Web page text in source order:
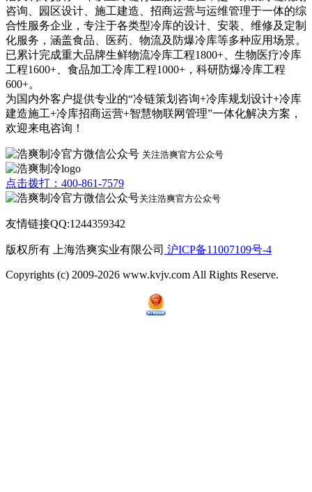
咨询、园区设计、施工建造、招商运营与运维管理于一体的综
合性服务企业，专注于各类型冷库的设计、安装、维修及定制
化服务，涵盖食品、医药、物流及防爆冷库等多种应用场景。
已累计完成重大品牌生鲜物流冷库工程1800+、生物医疗冷库
工程1600+、食品加工冷库工程1000+，科研防爆冷库工程
600+。
为国内外客户提供专业的“冷链策划咨询+冷库规划设计+冷库
建造施工+冷库招商运营+智慧物联网管理”一体化解决方案，
欢迎来电咨询！
关注浩爽官方公众号
点击拨打：400-861-7579
关注浩爽官方公众号
友情链接QQ:1244359342
版权所有 上海浩爽实业有限公司 沪ICP备11007109号-4
Copyrights (c) 2009-2026 www.kvjv.com All Rights Reserve.